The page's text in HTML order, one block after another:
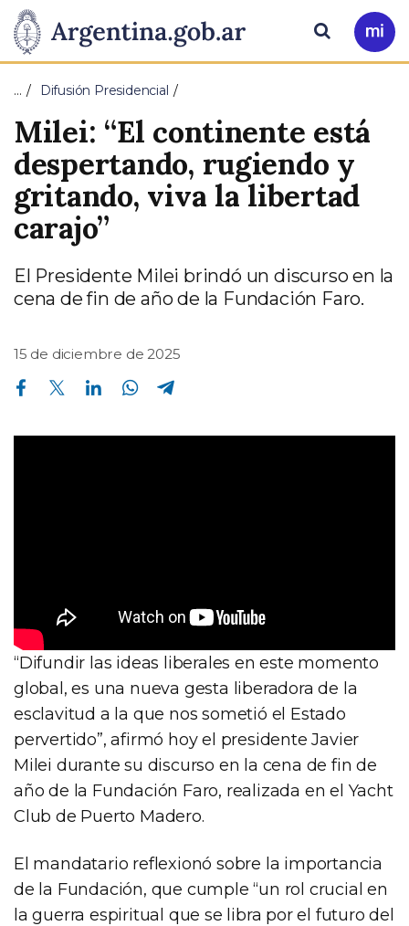
Presidencia
de
la
Nación
Pasar al contenido principal
Ir
a
Buscar
… Difusión Presidencial
Milei: “El continente está
despertando, rugiendo y
gritando, viva la libertad
carajo”
El Presidente Milei brindó un discurso en la
cena de fin de año de la Fundación Faro.
15 de diciembre de 2025
Compartir en Facebook Compartir en Twitter Compartir en Linkedin Compartir en Whatsapp
“Difundir las ideas liberales en este momento
global, es una nueva gesta liberadora de la
esclavitud a la que nos sometió el Estado
pervertido”, afirmó hoy el presidente Javier
Milei durante su discurso en la cena de fin de
año de la Fundación Faro, realizada en el Yacht
Club de Puerto Madero.
El mandatario reflexionó sobre la importancia
de la Fundación, que cumple “un rol crucial en
la guerra espiritual que se libra por el futuro del